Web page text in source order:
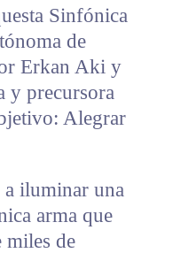
Sinfónica
de
Erkan Aki y
y precursora
Alegrar
iluminar una
arma que
miles de